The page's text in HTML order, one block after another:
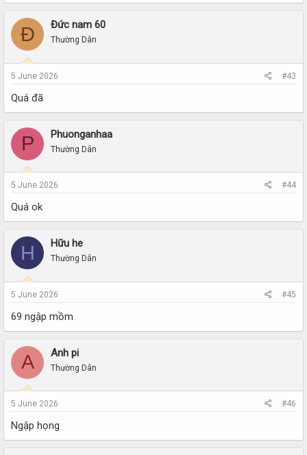
Đ Đức nam 60
Thường Dân
5 June 2026 #43
Quá đã
P Phuonganhaa
Thường Dân
5 June 2026 #44
Quá ok
H Hữu he
Thường Dân
5 June 2026 #45
69 ngập mồm
A Anh pi
Thường Dân
5 June 2026 #46
Ngập họng